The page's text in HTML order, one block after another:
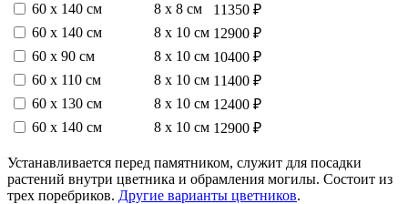
60 х 140 см
8 х 8 см
11350 ₽
60 х 140 см
8 х 10 см 12900 ₽
60 х 90 см
8 х 10 см 10400 ₽
60 х 110 см
8 х 10 см 11400 ₽
60 х 130 см
8 х 10 см 12400 ₽
60 х 140 см
8 х 10 см 12900 ₽
Устанавливается перед памятником, служит для посадки
растений внутри цветника и обрамления могилы. Состоит из
трех поребриков. Другие варианты цветников.